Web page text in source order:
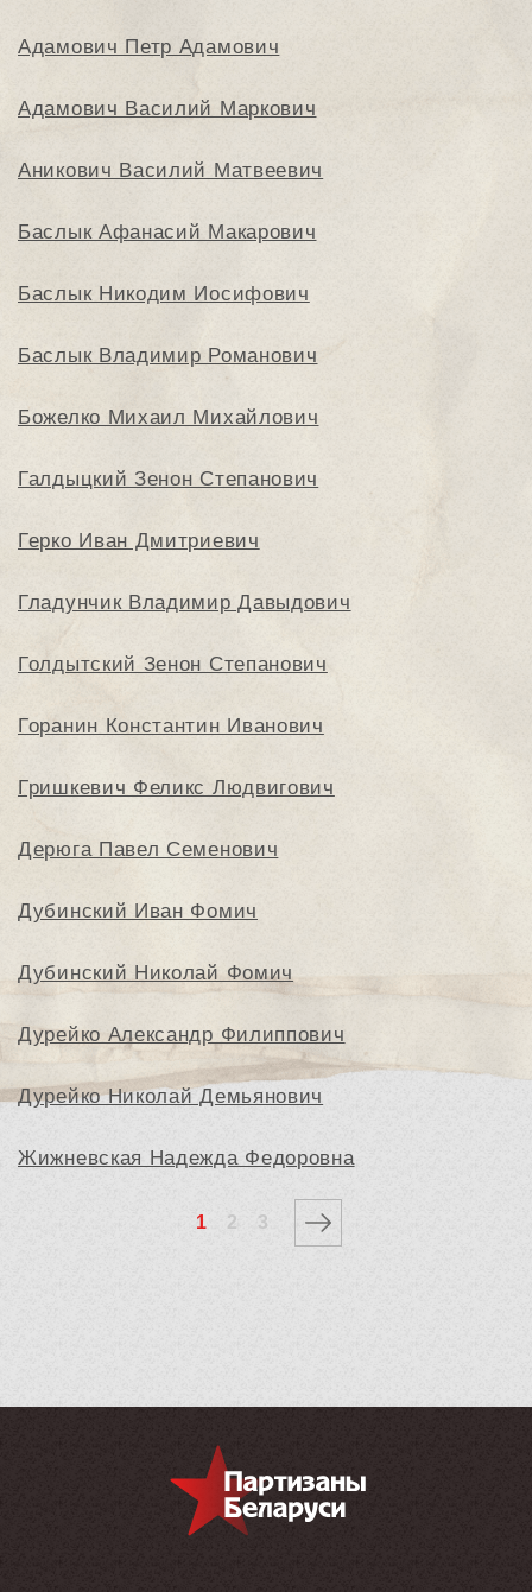
Адамович Петр Адамович
Адамович Василий Маркович
Аникович Василий Матвеевич
Баслык Афанасий Макарович
Баслык Никодим Иосифович
Баслык Владимир Романович
Божелко Михаил Михайлович
Галдыцкий Зенон Степанович
Герко Иван Дмитриевич
Гладунчик Владимир Давыдович
Голдытский Зенон Степанович
Горанин Константин Иванович
Гришкевич Феликс Людвигович
Дерюга Павел Семенович
Дубинский Иван Фомич
Дубинский Николай Фомич
Дурейко Александр Филиппович
Дурейко Николай Демьянович
Жижневская Надежда Федоровна
1 2 3